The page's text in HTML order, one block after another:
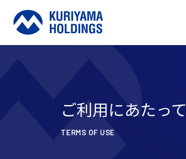
ご利用にあたって
TERMS OF USE